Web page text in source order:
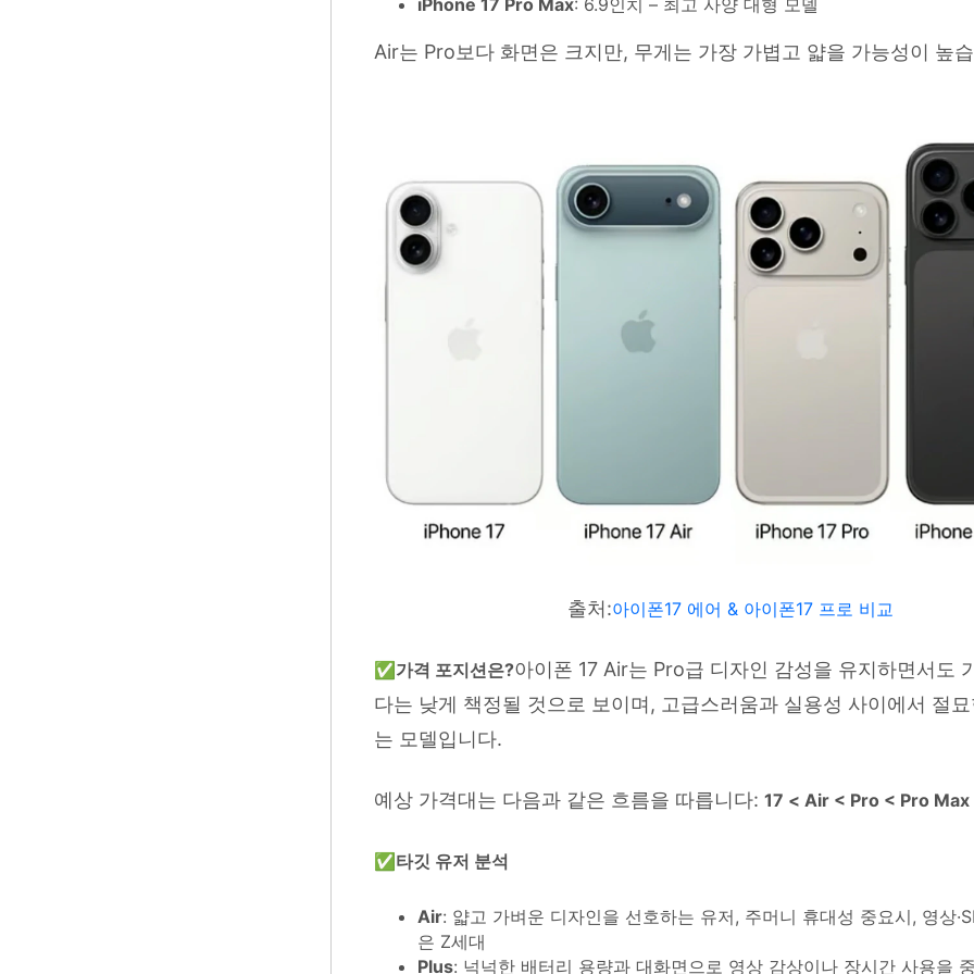
iPhone 17 Pro Max: 6.9인치 – 최고 사양 대형 모델
Air는 Pro보다 화면은 크지만, 무게는 가장 가볍고 얇을 가능성이 높
출처:아이폰17 에어 & 아이폰17 프로 비교
✅ 가격 포지션은?아이폰 17 Air는 Pro급 디자인 감성을 유지하면서도
다는 낮게 책정될 것으로 보이며, 고급스러움과 실용성 사이에서 절
는 모델입니다.
예상 가격대는 다음과 같은 흐름을 따릅니다: 17 < Air < Pro < Pro Max
✅ 타깃 유저 분석
Air: 얇고 가벼운 디자인을 선호하는 유저, 주머니 휴대성 중요시, 영상
은 Z세대
Plus: 넉넉한 배터리 용량과 대화면으로 영상 감상이나 장시간 사용을